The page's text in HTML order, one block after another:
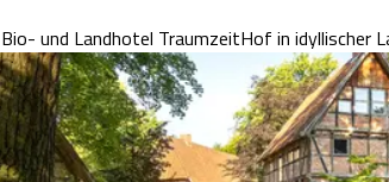
und Landhotel TraumzeitHof in idyllischer